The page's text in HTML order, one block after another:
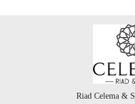
Riad Celema &